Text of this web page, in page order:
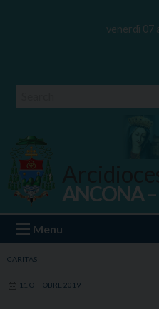
venerdì 07
Ancona
ANCONA
Menu
CARITAS
11 OTTOBRE 2019